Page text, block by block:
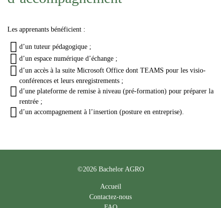
Les apprenants bénéficient :
d’un tuteur pédagogique ;
d’un espace numérique d’échange ;
d’un accès à la suite Microsoft Office dont TEAMS pour les visio-
conférences et leurs enregistrements ;
d’une plateforme de remise à niveau (pré-formation) pour préparer la
rentrée ;
d’un accompagnement à l’insertion (posture en entreprise).
©2026 Bachelor AGRO
Accueil
Contactez-nous